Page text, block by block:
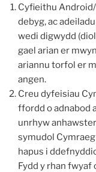
Cyfieithu Android/
debyg, ac
wedi digwydd
gael arian er
ariannu torfol er
angen.
Creu dyfeisiau
ffordd o adnabod
unrhyw
symudol
hapus i
Fydd y rhan fwyaf